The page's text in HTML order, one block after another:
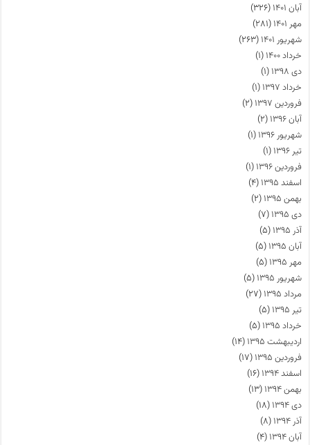
آبان ۱۴۰۱
(۳۲۶)
مهر ۱۴۰۱
(۲۸۱)
شهریور ۱۴۰۱
(۲۶۳)
خرداد ۱۴۰۰
(۱)
دی ۱۳۹۸
(۱)
خرداد ۱۳۹۷
(۱)
فروردین ۱۳۹۷
(۲)
آبان ۱۳۹۶
(۲)
شهریور ۱۳۹۶
(۱)
تیر ۱۳۹۶
(۱)
فروردین ۱۳۹۶
(۱)
اسفند ۱۳۹۵
(۴)
بهمن ۱۳۹۵
(۲)
دی ۱۳۹۵
(۷)
آذر ۱۳۹۵
(۵)
آبان ۱۳۹۵
(۵)
مهر ۱۳۹۵
(۵)
شهریور ۱۳۹۵
(۵)
مرداد ۱۳۹۵
(۲۷)
تیر ۱۳۹۵
(۵)
خرداد ۱۳۹۵
(۵)
اردیبهشت ۱۳۹۵
(۱۴)
فروردین ۱۳۹۵
(۱۷)
اسفند ۱۳۹۴
(۱۶)
بهمن ۱۳۹۴
(۱۳)
دی ۱۳۹۴
(۱۸)
آذر ۱۳۹۴
(۸)
آبان ۱۳۹۴
(۴)